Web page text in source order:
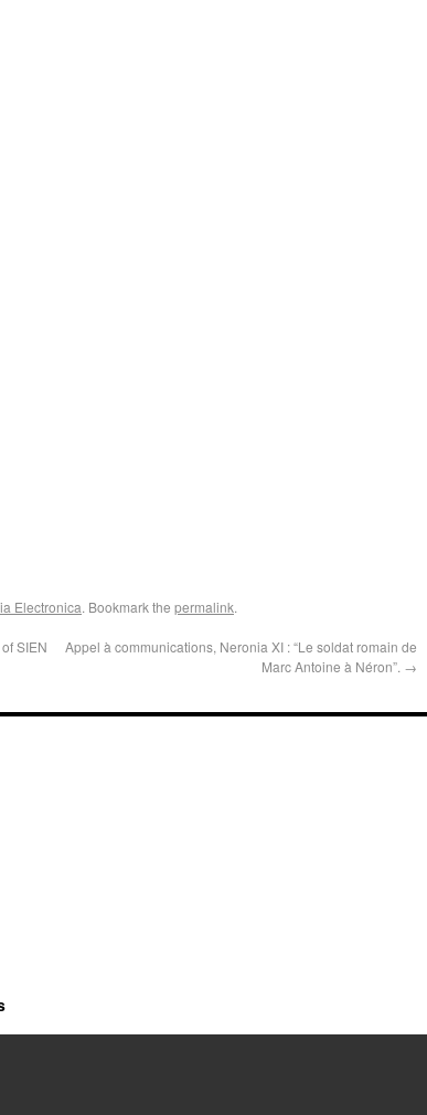
Electronica. Bookmark the permalink.
SIEN
Appel à communications, Neronia XI : “Le soldat romain de
Marc Antoine à Néron”. →